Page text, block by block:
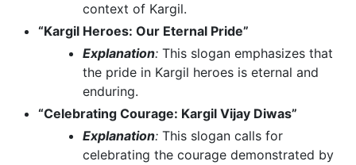
context of Kargil.
“Kargil Heroes: Our Eternal Pride”
Explanation: This slogan emphasizes that
the pride in Kargil heroes is eternal and
enduring.
“Celebrating Courage: Kargil Vijay Diwas”
Explanation: This slogan calls for
celebrating the courage demonstrated by